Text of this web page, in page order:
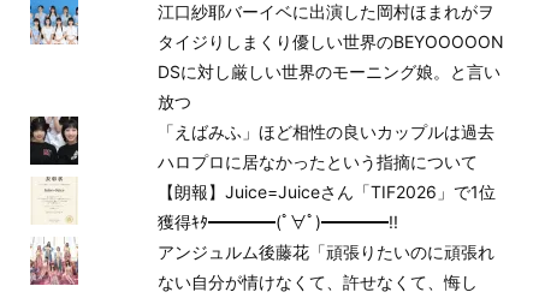
江口紗耶バーイベに出演した岡村ほまれがヲ
タイジりしまくり優しい世界のBEYOOOOON
DSに対し厳しい世界のモーニング娘。と言い
放つ
「えばみふ」ほど相性の良いカップルは過去
ハロプロに居なかったという指摘について
【朗報】Juice=Juiceさん「TIF2026」で1位
獲得ｷﾀ━━━━(ﾟ∀ﾟ)━━━━!!
アンジュルム後藤花「頑張りたいのに頑張れ
ない自分が情けなくて、許せなくて、悔し